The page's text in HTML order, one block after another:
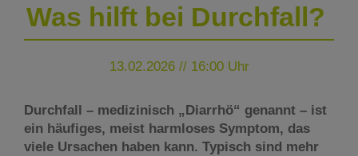
Was hilft bei Durchfall?
13.02.2026 // 16:00 Uhr
Durchfall – medizinisch „Diarrhö“ genannt – ist
ein häufiges, meist harmloses Symptom, das
viele Ursachen haben kann. Typisch sind mehr